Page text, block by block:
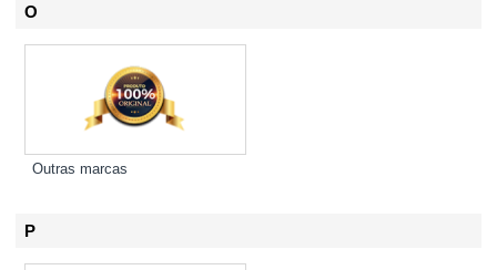
O
Outras marcas
P